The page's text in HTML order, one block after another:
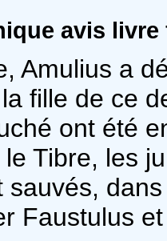
avis livre
Amulius a
fille de ce
ont été
Tibre, les
sauvés,
Faustulus